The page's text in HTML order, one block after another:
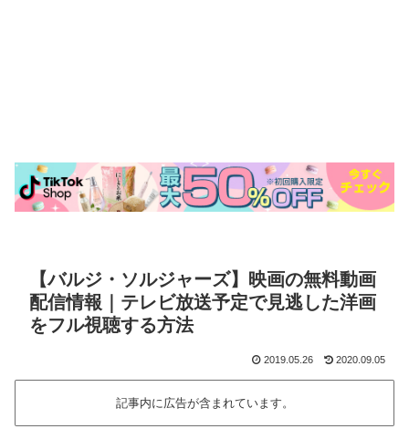
【バルジ・ソルジャーズ】映画の無料動画
配信情報｜テレビ放送予定で見逃した洋画
をフル視聴する方法
2019.05.26 2020.09.05
記事内に広告が含まれています。